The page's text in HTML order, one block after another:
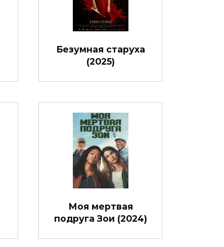
Безумная старуха
(2025)
Моя мертвая
подруга Зои (2024)